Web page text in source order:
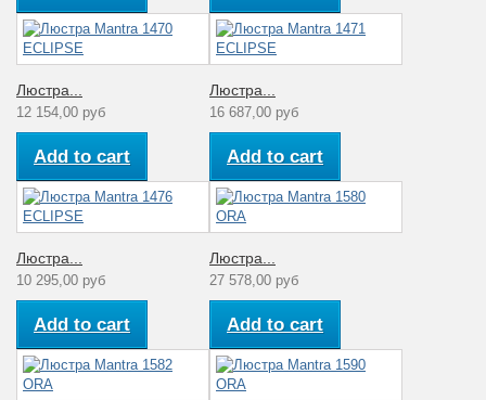
Люстра...
12 154,00 руб
Add to cart
Люстра...
16 687,00 руб
Add to cart
Люстра...
10 295,00 руб
Add to cart
Люстра...
27 578,00 руб
Add to cart